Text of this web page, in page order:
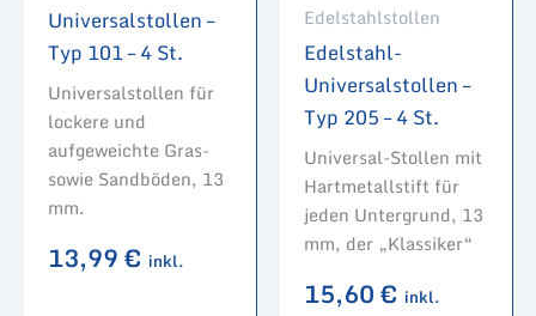
Universalstollen –
Typ 101 – 4 St.
Universalstollen für
lockere und
aufgeweichte Gras-
sowie Sandböden, 13
mm.
13,99€ inkl.
Edelstahlstollen
Edelstahl-
Universalstollen –
Typ 205 – 4 St.
Universal-Stollen mit
Hartmetallstift für
jeden Untergrund, 13
mm, der „Klassiker“
15,60€ inkl.